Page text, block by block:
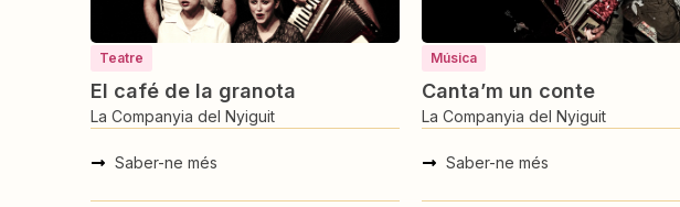
Teatre
El café de la granota
La Companyia del Nyiguit
Saber-ne més
Música
Canta’m un conte
La Companyia del Nyiguit
Saber-ne més